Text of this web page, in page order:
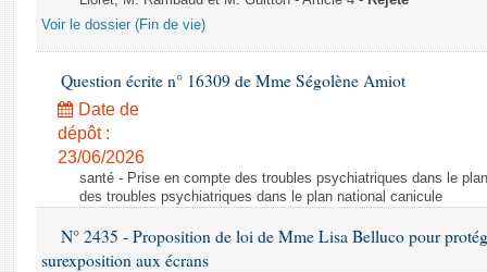
Voir le dossier (Fin de vie)
Question écrite n° 16309 de Mme Ségolène Amiot
Date de
dépôt :
23/06/2026
santé - Prise en compte des troubles psychiatriques dans le
des troubles psychiatriques dans le plan national canicule
N° 2435 - Proposition de loi de Mme Lisa Belluco pour
surexposition aux écrans